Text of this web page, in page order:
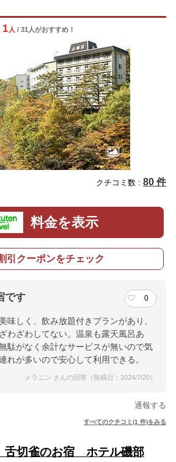
1 人 / 31人がおすすめ！
クチコミ数 : 80 件
料金を表示
引クーポンをチェック
です 0
味しく、飲み放題付きプランがあり、
わざわしてない。温泉も露天風呂あ
駄がなく余計なサービスが無いので気
れが多いので安心して利用できる。
メラニン さんの回答（投稿日：2024/7/20）
通報する
すべてのクチコミ(1 件)をみる
切雀のお宿 ホテル磯部